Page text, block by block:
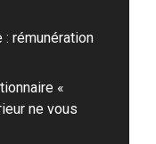
rémunération
«
ne vous